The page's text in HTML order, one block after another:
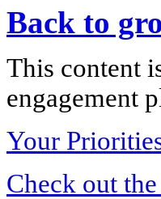
Back to
This content
engagement
Your
Check out